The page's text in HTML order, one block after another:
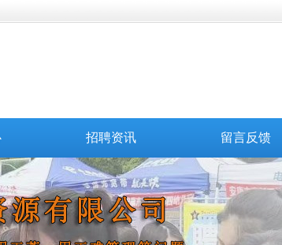
招聘资讯 留言反馈